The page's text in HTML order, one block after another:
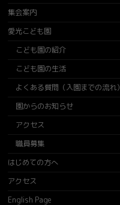
集会案内
愛光こども園
こども園の紹介
こども園の生活
よくある質問（入園までの流れ）
園からのお知らせ
アクセス
職員募集
はじめての方へ
アクセス
English Page